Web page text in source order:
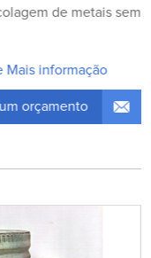
de metais sem
Mais informação
orçamento